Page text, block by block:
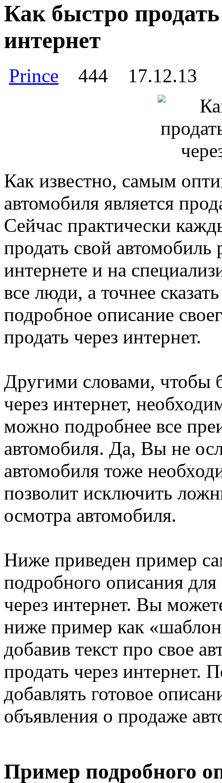
Как быстро
интернет
Prince 444 17.12.13
Как известно, самым
автомобиля является
Сейчас практически
продать свой автомобиль
интернете и на
все люди, а точнее
подробное описание
продать через интернет.
Другими словами, чтобы
через интернет,
можно подробнее все
автомобиля. Да, Вы не
автомобиля тоже
позволит исключить
осмотра автомобиля.
Ниже приведен пример
подробного описания
через интернет. Вы
ниже пример как
добавив текст про свое
продать через интернет.
добавлять готовое
объявления о продаже
Пример подробного